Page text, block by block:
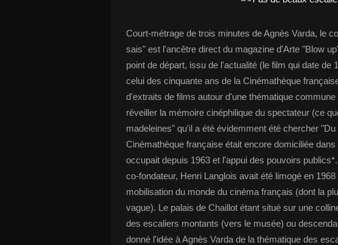
Court-métrage de trois minutes de Agnès Varda, le
sais" est l'ancêtre direct du magazine d'Arte "Blow
point de départ, issu de l'actualité (le film qui date de
celui des cinquante ans de la Cinémathèque
d'extraits de films autour d'une thématique
réveiller la mémoire cinéphilique du spectateur (ce
madeleines" qu'il a été évidemment été chercher
Cinémathèque française était encore domiciliée
occupait depuis 1963 et l'appui des pouvoirs
co-fondateur, Henri Langlois avait été limogé en
mobilisation du monde du cinéma français (dont la
vague). Le palais de Chaillot étant situé sur une
des escaliers montants (vers le musée) ou
donné l'idée à Agnès Varda de la thématique des